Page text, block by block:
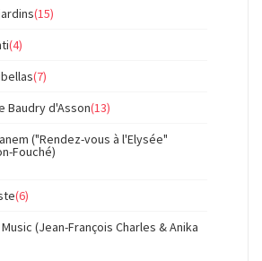
(15)
(4)
(7)
Baudry d'Asson(13)
("Rendez-vous à l'Elysée"
Fouché)
(6)
(Jean-François Charles & Anika